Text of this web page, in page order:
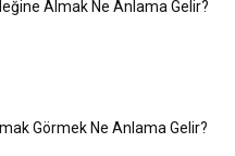
Almak Ne Anlama Gelir?
Görmek Ne Anlama Gelir?